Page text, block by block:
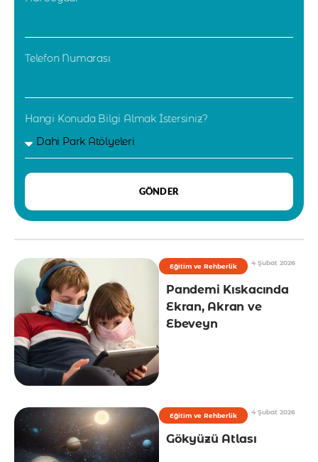
Telefon Numarası
Hangi Konuda Bilgi Almak İstersiniz?
GÖNDER
Eğitim ve Rehberlik 4 Şubat 2026
Pandemi Kıskacında
Ekran, Akran ve
Ebeveyn
Eğitim ve Rehberlik 4 Şubat 2026
Gökyüzü Atlası